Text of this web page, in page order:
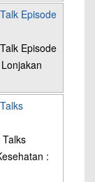
Episode
Episode
: